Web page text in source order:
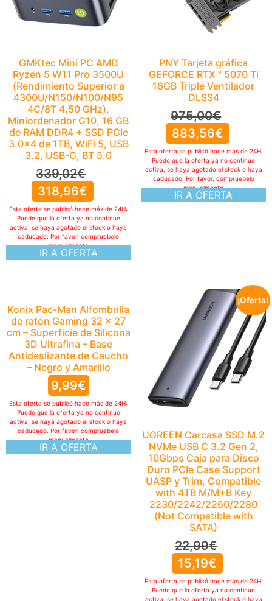
GMKtec Mini PC AMD
Ryzen 5 W11 Pro 3500U
(Rendimiento Superior a
4300U/N150/N100/N95
4C/8T 4.50 GHz),
Miniordenador G10, 16 GB
de RAM DDR4 + SSD PCIe
3.0×4 de 1TB, WiFi 5, USB
3.2, USB-C, BT 5.0
339,02€
318,96€
IR A OFERTA
Esta oferta se publicó hace más de 24H:
Puede que la oferta ya no continue
activa, se haya agotado el stock o haya
caducado. Por favor, compruebelo
manualmente
PNY Tarjeta gráfica
GEFORCE RTX™ 5070 Ti
16GB Triple Ventilador
DLSS4
975,00€
883,56€
IR A OFERTA
Esta oferta se publicó hace más de 24H:
Puede que la oferta ya no continue
activa, se haya agotado el stock o haya
caducado. Por favor, compruebelo
manualmente
Konix Pac-Man Alfombrilla
de ratón Gaming 32 x 27
cm – Superficie de Silicona
3D Ultrafina – Base
Antideslizante de Caucho
– Negro y Amarillo
9,99€
IR A OFERTA
Esta oferta se publicó hace más de 24H:
Puede que la oferta ya no continue
activa, se haya agotado el stock o haya
caducado. Por favor, compruebelo
manualmente
¡Oferta!
UGREEN Carcasa SSD M.2
NVMe USB C 3.2 Gen 2,
10Gbps Caja para Disco
Duro PCIe Case Support
UASP y Trim, Compatible
with 4TB M/M+B Key
2230/2242/2260/2280
(Not Compatible with
SATA)
22,99€
15,19€
Esta oferta se publicó hace más de 24H:
Puede que la oferta ya no continue
activa, se haya agotado el stock o haya